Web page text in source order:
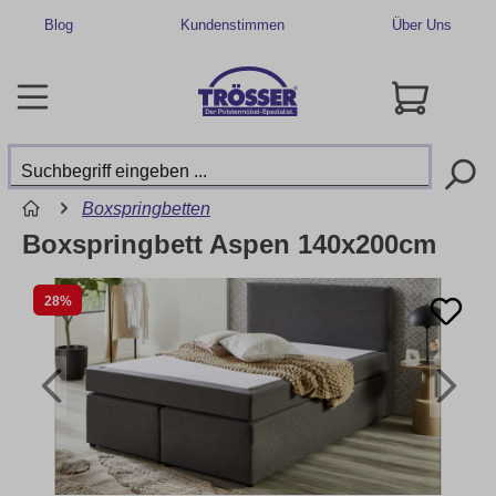
Blog Kundenstimmen Über Uns
Boxspringbetten
28%
Boxspringbett Aspen 140x200cm